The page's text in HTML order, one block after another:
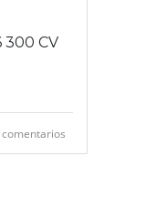
300 CV
comentarios